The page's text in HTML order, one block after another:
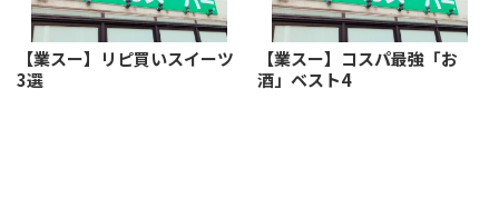
【業スー】リピ買いスイーツ
3選
【業スー】コスパ最強「お
酒」ベスト4